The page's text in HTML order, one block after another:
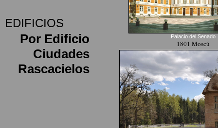
EDIFICIOS
Por Edificio
Ciudades
Rascacielos
Palacio del Senado
1801 Moscú